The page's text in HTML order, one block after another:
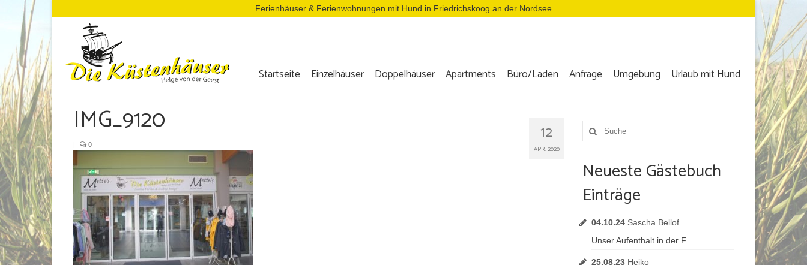
Ferienhäuser & Ferienwohnungen mit Hund in Friedrichskoog an der Nordsee
Startseite Einzelhäuser Doppelhäuser Apartments Büro/Laden Anfrage Umgebung Urlaub mit Hund
12
APR. 2020
IMG_9120
| 0
Suche
nach:
Neueste Gästebuch
Einträge
04.10.24 Sascha Bellof
Unser Aufenthalt in der F …
25.08.23 Heiko